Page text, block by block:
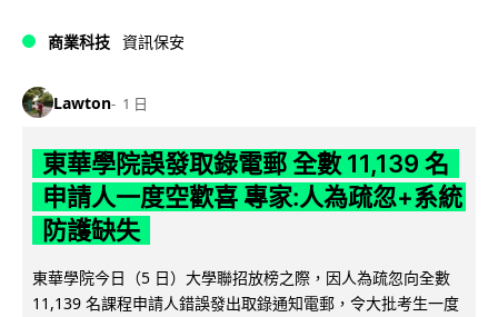
商業科技 資訊保安
Lawton 1 日
東華學院誤發取錄電郵 全數 11,139 名
申請人一度空歡喜 專家:人為疏忽+系統
防護缺失
東華學院今日（5 日）大學聯招放榜之際，因人為疏忽向全數
11,139 名課程申請人錯誤發出取錄通知電郵，令大批考生一度